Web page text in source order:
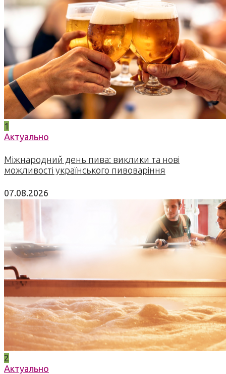
1
Актуально
Міжнародний день пива: виклики та нові
можливості українського пивоваріння
07.08.2026
2
Актуально